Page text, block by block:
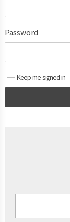
Password
Keep me signed in